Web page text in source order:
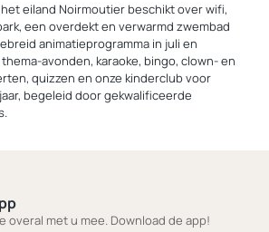
eiland Noirmoutier beschikt over wifi,
een overdekt en verwarmd zwembad
animatieprogramma in juli en
avonden, karaoke, bingo, clown- en
quizzen en onze kinderclub voor
begeleid door gekwalificeerde
overal met u mee. Download de app!